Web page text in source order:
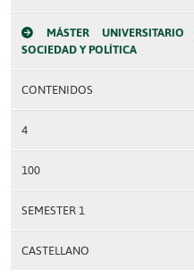
MÁSTER
SOCIEDAD Y POLÍTICA
CONTENIDOS
4
100
SEMESTER 1
CASTELLANO